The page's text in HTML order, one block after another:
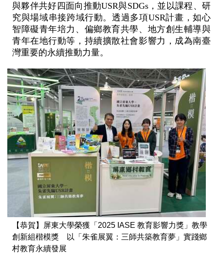
與夥伴共好四面向推動USR與SDGs，並以課程、研
究與場域串接跨域行動。透過多項USR計畫，如心
智障礙青年培力、偏鄉教育共學、地方創生輔導與
青年在地行動等，持續擴散社會影響力，成為南臺
灣重要的永續推動力量。
【恭賀】屏東大學榮獲「2025 IASE 教育影響力獎」教學
創新組楷模獎 以「朱雀展翼：三師共築教育夢」實踐鄉
村教育永續發展